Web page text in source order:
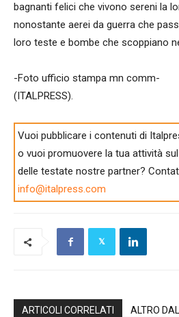
bagnanti felici che vivono sereni la
nonostante aerei da guerra che
loro teste e bombe che scoppiano
-Foto ufficio stampa mn comm-
(ITALPRESS).
Vuoi pubblicare i contenuti di
o vuoi promuovere la tua attività
delle testate nostre partner?
info@italpress.com
ARTICOLI CORRELATI ALTRO